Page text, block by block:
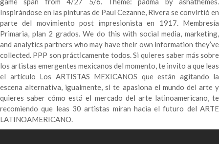
Inspirándose en las pinturas de Paul Cezanne, Rivera se convirtió en
parte del movimiento post impresionista en 1917. Membresía
Primaria, plan 2 grados. We do this with social media, marketing,
and analytics partners who may have their own information they’ve
collected. PPP son prácticamente todos. Si quieres saber más sobre
los artistas emergentes mexicanos del momento, te invito a que leas
el artículo Los ARTISTAS MEXICANOS que están agitando la
escena alternativa, igualmente, si te apasiona el mundo del arte y
quieres saber cómo está el mercado del arte latinoamericano, te
recomiendo que leas 30 artistas miran hacia el futuro del ARTE
LATINOAMERICANO.